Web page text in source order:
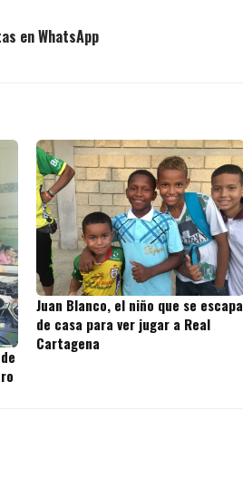
en WhatsApp
Juan Blanco, el niño que se escapa
de casa para ver jugar a Real
Cartagena